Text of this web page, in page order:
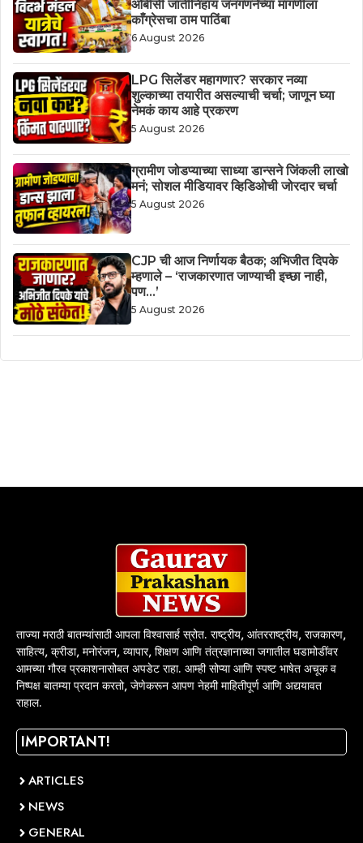
ओबीसी जातीनिहाय जनगणनेच्या मागणीला
काँग्रेसचा ठाम पाठिंबा
6 August 2026
LPG सिलेंडर महागणार? सरकार नव्या
शुल्काच्या तयारीत असल्याची चर्चा; जाणून घ्या
नेमकं काय आहे प्रकरण
5 August 2026
ग्रामीण जोडप्याच्या साध्या डान्सने जिंकली लाखो
मनं; सोशल मीडियावर व्हिडिओची जोरदार चर्चा
5 August 2026
CJP ची आज निर्णायक बैठक; अभिजीत दिपके
म्हणाले – ‘राजकारणात जाण्याची इच्छा नाही,
पण…’
5 August 2026
ताज्या मराठी बातम्यांसाठी आपला विश्वासार्ह स्रोत. राष्ट्रीय, आंतरराष्ट्रीय, राजकारण,
साहित्य, क्रीडा, मनोरंजन, व्यापार, शिक्षण आणि तंत्रज्ञानाच्या जगातील घडामोडींवर
आमच्या गौरव प्रकाशनासोबत अपडेट राहा. आम्ही सोप्या आणि स्पष्ट भाषेत अचूक व
निष्पक्ष बातम्या प्रदान करतो, जेणेकरून आपण नेहमी माहितीपूर्ण आणि अद्ययावत
राहाल.
IMPORTANT!
ARTICLES
NEWS
GENERAL